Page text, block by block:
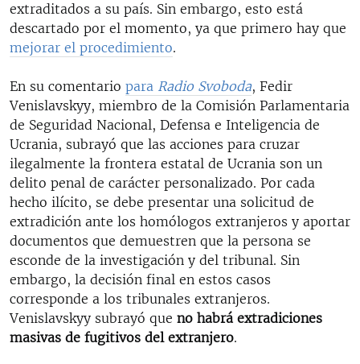
extraditados a su país. Sin embargo, esto está
descartado por el momento, ya que primero hay que
mejorar el procedimiento.
En su comentario para Radio Svoboda, Fedir
Venislavskyy, miembro de la Comisión Parlamentaria
de Seguridad Nacional, Defensa e Inteligencia de
Ucrania, subrayó que las acciones para cruzar
ilegalmente la frontera estatal de Ucrania son un
delito penal de carácter personalizado. Por cada
hecho ilícito, se debe presentar una solicitud de
extradición ante los homólogos extranjeros y aportar
documentos que demuestren que la persona se
esconde de la investigación y del tribunal. Sin
embargo, la decisión final en estos casos
corresponde a los tribunales extranjeros.
Venislavskyy subrayó que no habrá extradiciones
masivas de fugitivos del extranjero.